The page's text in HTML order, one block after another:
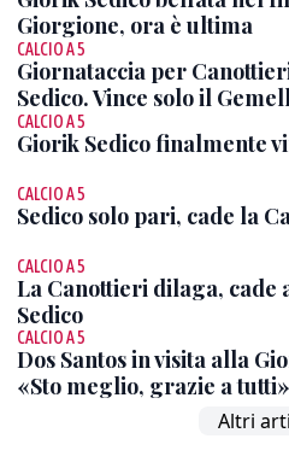
Giorgione, ora è ultima
CALCIO A 5
Giornataccia per
Sedico. Vince solo il
CALCIO A 5
Giorik Sedico finalmente
CALCIO A 5
Sedico solo pari, cade la
CALCIO A 5
La Canottieri dilaga, cade
Sedico
CALCIO A 5
Dos Santos in visita alla
«Sto meglio, grazie a tutti»
Altri